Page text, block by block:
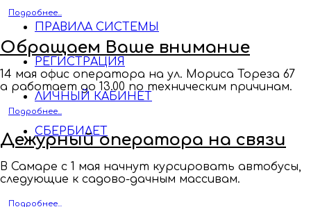
ПРАВИЛА СИСТЕМЫ
РЕГИСТРАЦИЯ
ЛИЧНЫЙ КАБИНЕТ
СБЕРБИЛЕТ
Подробнее...
Обращаем Ваше внимание
14 мая офис оператора на ул. Мориса Тореза 67
а работает до 13.00 по техническим причинам.
Подробнее...
Дежурный оператора на связи
В Самаре с 1 мая начнут курсировать автобусы,
следующие к садово-дачным массивам.
Подробнее...